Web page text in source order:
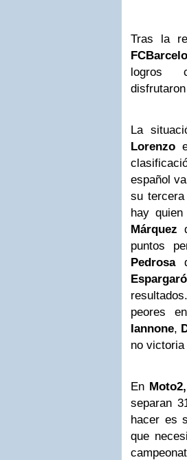
Tras la
logros
La
Lorenzo
español
su
hay
Márquez
puntos
Pedrosa
Espargaró
peores
Iannone,
no victoria
En
separan
hacer es
que